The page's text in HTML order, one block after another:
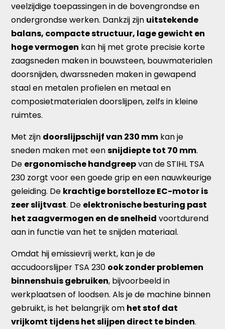
veelzijdige toepassingen in de bovengrondse en
ondergrondse werken. Dankzij zijn uitstekende
balans, compacte structuur, lage gewicht en
hoge vermogen kan hij met grote precisie korte
zaagsneden maken in bouwsteen, bouwmaterialen
doorsnijden, dwarssneden maken in gewapend
staal en metalen profielen en metaal en
composietmaterialen doorslijpen, zelfs in kleine
ruimtes.
Met zijn doorslijpschijf van 230 mm kan je
sneden maken met eensnijdiepte tot 70 mm.
De ergonomische handgreepvan de STIHL TSA
230 zorgt voor een goede grip en een nauwkeurige
geleiding. De krachtige borstelloze EC-motor is
zeer slijtvast. De elektronische besturing past
het zaagvermogen en de snelheid voortdurend
aan in functie van het te snijden materiaal.
Omdat hij emissievrij werkt, kan je de
accudoorslijper TSA 230 ook zonder problemen
binnenshuis gebruiken, bijvoorbeeld in
werkplaatsen of loodsen. Als je de machine binnen
gebruikt, is het belangrijk om het stof dat
vrijkomt tijdens het slijpen direct te binden.